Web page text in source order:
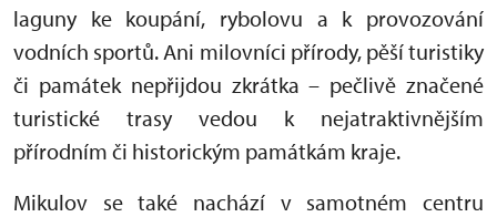
laguny ke koupání, rybolovu a k provozování
vodních sportů. Ani milovníci přírody, pěší turistiky
či památek nepřijdou zkrátka – pečlivě značené
turistické trasy vedou k nejatraktivnějším
přírodním či historickým památkám kraje.
Mikulov se také nachází v samotném centru